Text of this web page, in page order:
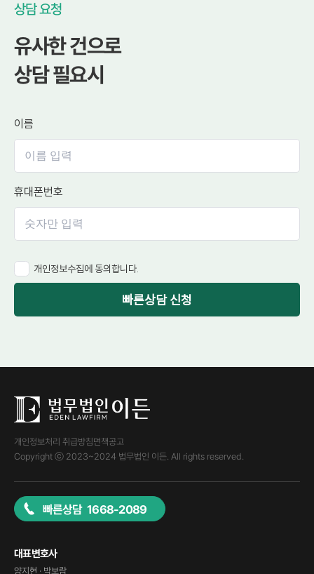
상담 요청
유사한 건으로
상담 필요시
이름
휴대폰번호
개인정보수집에 동의합니다.
빠른상담 신청
개인정보처리 취급방침면책공고
Copyright ⓒ 2023~2024 법무법인 이든. All rights reserved.
빠른상담 1668-2089
대표변호사
양지현 · 박보람